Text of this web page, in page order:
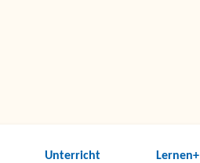
Unterricht Lernen+